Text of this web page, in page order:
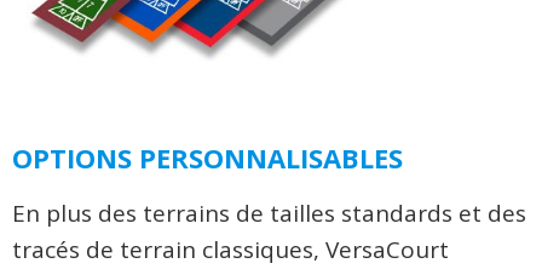
OPTIONS PERSONNALISABLES
En plus des terrains de tailles standards et des
tracés de terrain classiques, VersaCourt